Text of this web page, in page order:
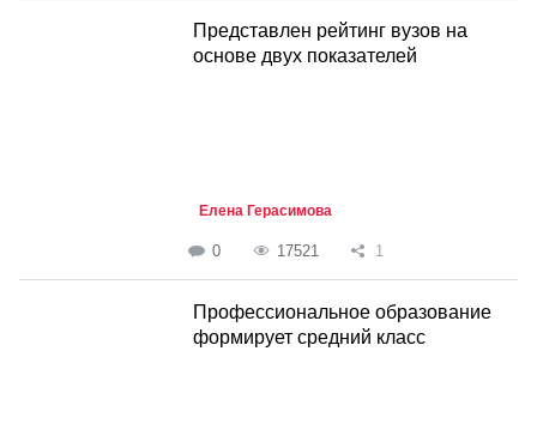
Представлен рейтинг вузов на
основе двух показателей
Елена Герасимова
0 17521 1
Профессиональное образование
формирует средний класс